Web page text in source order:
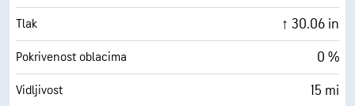
Tlak ↑ 30.06 in
Pokrivenost oblacima 0 %
Vidljivost 15 mi